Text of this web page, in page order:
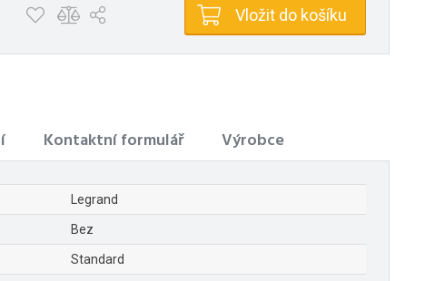
Vložit do košíku
Kontaktní formulář Výrobce
Legrand
Bez
Standard